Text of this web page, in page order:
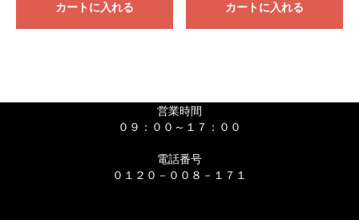
カートに入れる カートに入れる
営業時間
０９：００～１７：００
電話番号
０１２０－００８－１７１